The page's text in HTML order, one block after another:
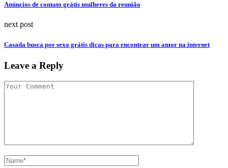
Anúncios de contato grátis mulheres da reunião
next post
Casada busca por sexo grátis dicas para encontrar um amor na internet
Leave a Reply